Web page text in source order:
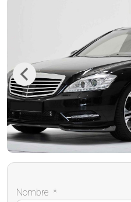
Previous
Nombre *